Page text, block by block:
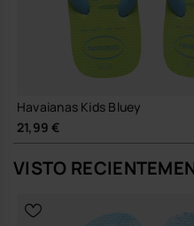
Peso ligero para que pueda
Puntera clásica de chancla
movimiento natural del pie.
Fáciles de poner y quitar,
Chanclas de verano
tardes en la ciudad.
Formato que seca rápido y
improvisados de buen tiempo.
Con shorts vaqueros, vestidos
como una pieza más de juego:
y con ese espíritu libre que tanto
Havaianas Kids Bluey
21,99 €
VISTO